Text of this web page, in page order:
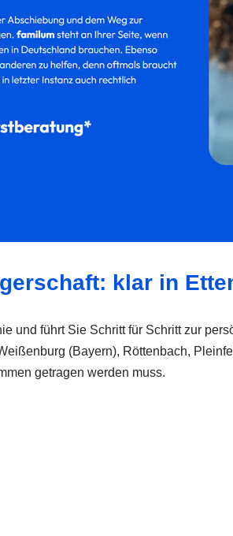
klar in
und führt Sie Schritt für Schritt zur
(Bayern), Röttenbach,
getragen werden muss.